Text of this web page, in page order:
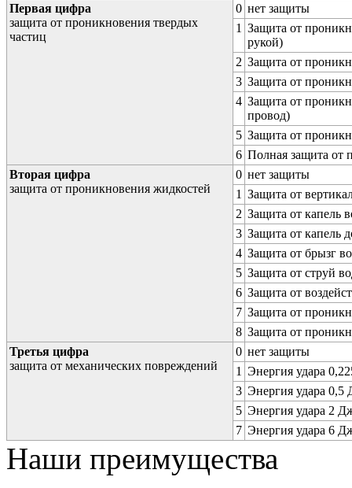
Первая цифра
защита от проникновения твердых
частиц
0 нет защиты
1 Защита от
рукой)
2 Защита от
3 Защита от
4 Защита от
провод)
5 Защита от
6 Полная защита от
Вторая цифра
защита от проникновения жидкостей
0 нет защиты
1 Защита от
2 Защита от капель
3 Защита от капель
4 Защита от брызг
5 Защита от струй
6 Защита от
7 Защита от
8 Защита от
Третья цифра
защита от механических повреждений
0 нет защиты
1 Энергия удара
3 Энергия удара 0,5
5 Энергия удара 2
7 Энергия удара 6
Наши преимущества